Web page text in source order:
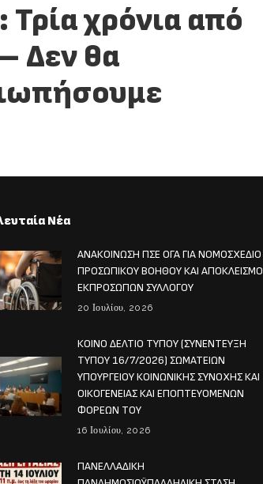
χρόνια από
Δεν θα
Νέα
ΑΝΑΚΟΙΝΩΣΗ ΠΣΕ ΟΓΑ ΓΙΑ ΝΟΜΟΣΧΕΔΙΟ
ΠΡΟΣΩΠΙΚΟΥ ΒΟΗΘΟΥ ΚΑΙ ΑΠΟΚΛΕΙΣΜΟ
ΕΚΠΡΟΣΩΠΩΝ ΣΥΛΛΟΓΟΥ
20 Ιουλίου, 2026
ΚΟΙΝΟ ΔΕΛΤΙΟ ΤΥΠΟΥ (ΣΥΝΕΝΤΕΥΞΗ
ΤΥΠΟΥ 16/7/2026) ΣΩΜΑΤΕΙΩΝ
ΥΠΟΥΡΓΕΙΟΥ ΚΟΙΝΩΝΙΚΗΣ ΣΥΝΟΧΗΣ ΚΑΙ
ΟΙΚΟΓΕΝΕΙΑΣ ΚΑΙ ΕΠΟΠΤΕΥΟΜΕΝΩΝ
ΦΟΡΕΩΝ ΤΟΥ
16 Ιουλίου, 2026
ΠΑΝΕΛΛΑΔΙΚΗ